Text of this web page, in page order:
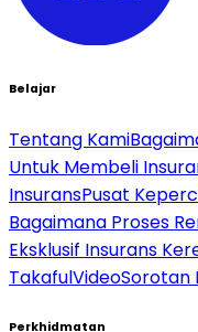
Belajar
Tentang Kami
Untuk Membeli
InsuransPusat
Bagaimana Proses
Eksklusif Insurans
TakafulVideoSorotan
Perkhidmatan